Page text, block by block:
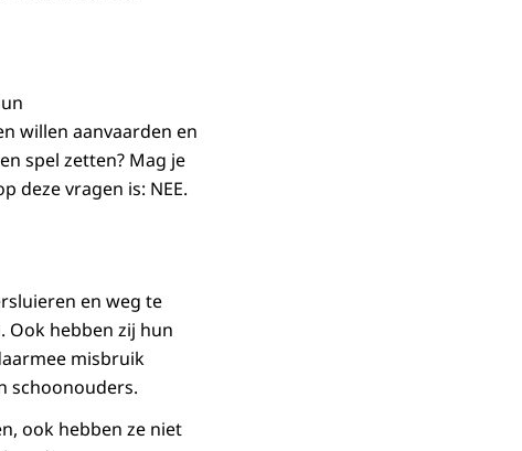
willen aanvaarden en
spel zetten? Mag je
deze vragen is: NEE.
en weg te
Ook hebben zij hun
misbruik
schoonouders.
ook hebben ze niet